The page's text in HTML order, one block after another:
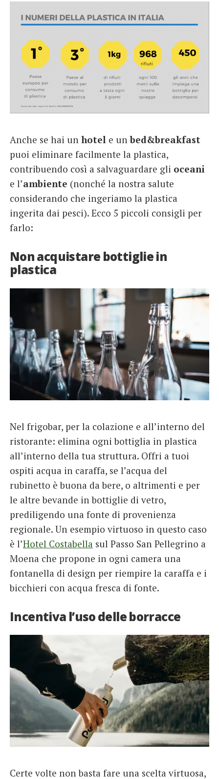
Anche se hai un hotel e unbed&breakfast
puoi eliminare facilmente la plastica,
contribuendo così a salvaguardare gli oceani
e l’ambiente (nonché la nostra salute
considerando che ingeriamo la plastica
ingerita dai pesci). Ecco 5 piccoli consigli per
farlo:
Non acquistare bottiglie in
plastica
Nel frigobar, per la colazione e all’interno del
ristorante: elimina ogni bottiglia in plastica
all’interno della tua struttura. Offri a tuoi
ospiti acqua in caraffa, se l’acqua del
rubinetto è buona da bere, o altrimenti e per
le altre bevande in bottiglie di vetro,
prediligendo una fonte di provenienza
regionale. Un esempio virtuoso in questo caso
è l’Hotel Costabella sul Passo San Pellegrino a
Moena che propone in ogni camera una
fontanella di design per riempire la caraffa e i
bicchieri con acqua fresca di fonte.
Incentiva l’uso delle borracce
Certe volte non basta fare una scelta virtuosa,